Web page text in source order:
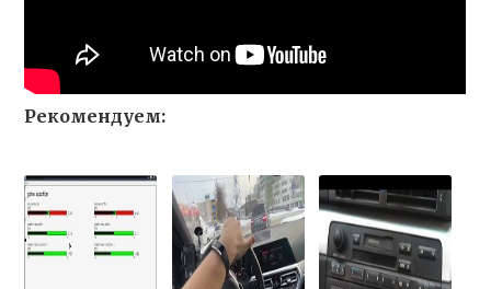
Рекомендуем: